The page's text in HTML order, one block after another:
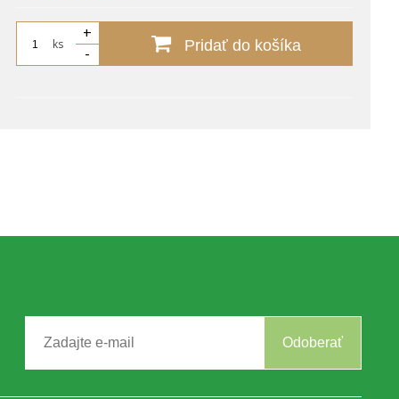
ks
+
-
Pridať do košíka
Odoberať